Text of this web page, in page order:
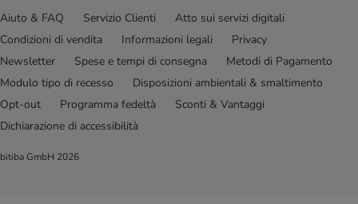
Aiuto & FAQ Servizio Clienti
Atto sui servizi digitali
Condizioni di vendita
Informazioni legali
Privacy
Newsletter
Spese e tempi di consegna
Metodi di Pagamento
Modulo tipo di recesso
Disposizioni ambientali & smaltimento
Opt-out
Programma fedeltà
Sconti & Vantaggi
Dichiarazione di accessibilità
bitiba GmbH 2026